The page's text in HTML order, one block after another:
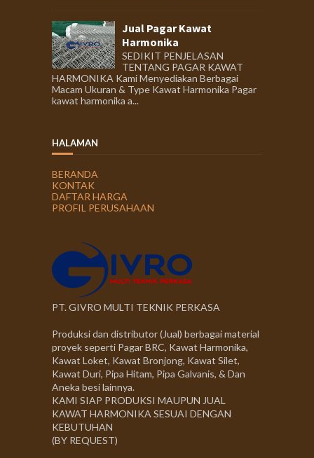
Jual Pagar Kawat
Harmonika
SEDIKIT PENJELASAN
TENTANG PAGAR KAWAT
HARMONIKA Kami Menyediakan Berbagai
Macam Ukuran & Type Kawat Harmonika Pagar
kawat harmonika a...
HALAMAN
BERANDA
KONTAK
DAFTAR HARGA
PROFIL PERUSAHAAN
PT. GIVRO MULTI TEKNIK PERKASA
Produksi dan distributor (Jual) berbagai material
proyek seperti Pagar BRC, Kawat Harmonika,
Kawat Loket, Kawat Bronjong, Kawat Silet,
Kawat Duri, Pipa Hitam, Pipa Galvanis, & Dan
Aneka besi lainnya.
KAMI SIAP PRODUKSI MAUPUN JUAL
KAWAT HARMONIKA SESUAI DENGAN
KEBUTUHAN
(BY REQUEST)